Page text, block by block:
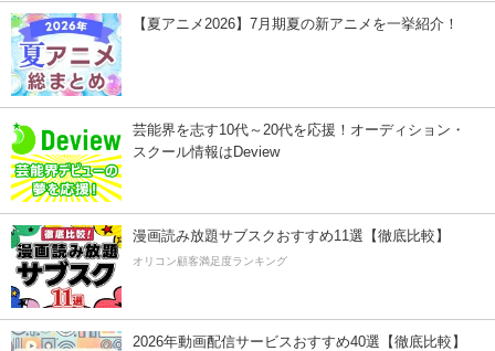
【夏アニメ2026】7月期夏の新アニメを一挙紹介！
芸能界を志す10代～20代を応援！オーディション・
スクール情報はDeview
漫画読み放題サブスクおすすめ11選【徹底比較】
オリコン顧客満足度ランキング
2026年動画配信サービスおすすめ40選【徹底比較】